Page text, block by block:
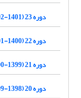
دوره 23 (1401-1402)
دوره 22 (1400-1401)
دوره 21 (1399-1400)
دوره 20 (1398-1399)